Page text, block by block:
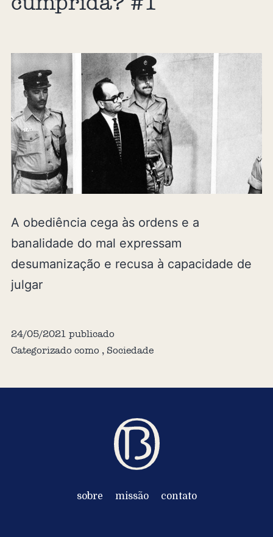
A obediência cega às ordens e a
banalidade do mal expressam
desumanização e recusa à capacidade de
julgar
24/05/2021 publicado
Categorizado como , Sociedade
sobre missão contato